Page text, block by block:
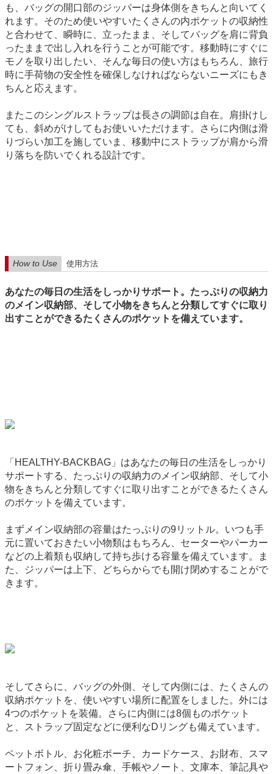
も、バッグの開口部のジッパーは身体側をきちんと向いてく
れます。そのため使いやすいたくさんの内ポケットの収納性
と合わせて、瞬時に、立ったまま、そしてバッグを肩に背負
ったままで出し入れを行うことが可能です。移動時にすぐに
モノを取り出したい、そんな毎日の使い方はもちろん、旅行
時に手荷物の安全性を確保しなければならないニーズにもき
ちんと応えます。
またこのシングルストラップは長さの調節は自在。肩掛けし
ても、斜めがけしてもお使いいただけます。さらに内側は滑
りづらい加工を施していま、移動中にストラップが肩から滑
り落ちを防いでくれる設計です。
How to Use 使用方法
あなたの毎日の生活をしっかりサポート。たっぷりの収納力
のメイン収納部、そして小物をきちんと分類してすぐに取り
出すことができるたくさんのポケットを備えています。
「HEALTHY-BACKBAG」はあなたの毎日の生活をしっかり
サポートする、たっぷりの収納力のメイン収納部、そして小
物をきちんと分類してすぐに取り出すことができるたくさん
のポケットを備えています。
まずメイン収納部の容量はたっぷりの9リットル。いつも手
元に置いておきたい小物類はもちろん、セーターやパーカー
などの上着類も収納して持ち歩ける容量を備えています。ま
た、ジッパーは上下、どちらからでも開け閉めすることがで
きます。
そしてさらに、バッグの外側、そして内側には、たくさんの
収納ポケットを、使いやすい場所に配置をしました。外には
4つのポケットを装備。さらに内側には8個ものポケット
と、ストラップ固定などに便利なDリングも備えています。
ペットボトル、お化粧ポーチ、カードケース、お財布、スマ
ートフォン、折り畳み傘、手帳やノート、文庫本、筆記具や